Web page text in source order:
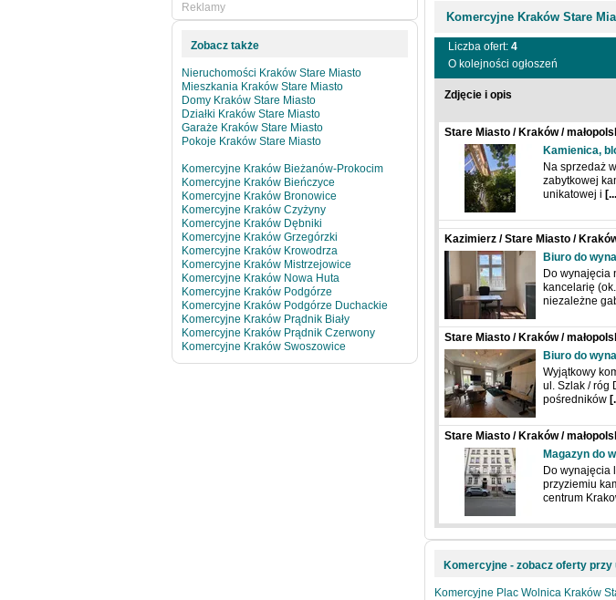
Komercyjne Kraków Stare
Liczba ofert: 4
O kolejności ogłoszeń
Zdjęcie i opis
Stare Miasto / Kraków /
Kamienica,
Na sprzedaż
zabytkowej
unikatowej i
Kazimierz / Stare Miasto /
Biuro do
Do wynajęcia
kancelarię
niezależne
Stare Miasto / Kraków /
Biuro do
Wyjątkowy
ul. Szlak / róg
pośredników
Stare Miasto / Kraków /
Magazyn do
Do wynajęcia
przyziemiu
centrum
Komercyjne - zobacz oferty przy
Komercyjne Plac Wolnica Kraków
Reklamy
Zobacz także
Nieruchomości Kraków Stare Miasto
Mieszkania Kraków Stare Miasto
Domy Kraków Stare Miasto
Działki Kraków Stare Miasto
Garaże Kraków Stare Miasto
Pokoje Kraków Stare Miasto
Komercyjne Kraków Bieżanów-Prokocim
Komercyjne Kraków Bieńczyce
Komercyjne Kraków Bronowice
Komercyjne Kraków Czyżyny
Komercyjne Kraków Dębniki
Komercyjne Kraków Grzegórzki
Komercyjne Kraków Krowodrza
Komercyjne Kraków Mistrzejowice
Komercyjne Kraków Nowa Huta
Komercyjne Kraków Podgórze
Komercyjne Kraków Podgórze Duchackie
Komercyjne Kraków Prądnik Biały
Komercyjne Kraków Prądnik Czerwony
Komercyjne Kraków Swoszowice